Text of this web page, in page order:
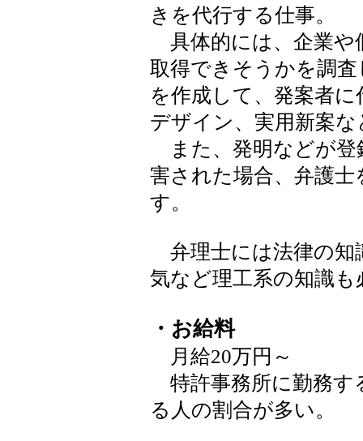
きを代行する仕事。
具体的には、企業や
取得できそうかを調
を作成して、発案者
デザイン、実用新案
また、発明などが登
害された場合、弁護
す。
弁理士には法律の知
気など理工系の知識も
・お給料
月給20万円～
特許事務所に勤務す
る人の割合が多い。